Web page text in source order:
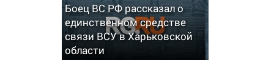
Боец ВС РФ рассказал о
единственном средстве
связи ВСУ в Харьковской
области